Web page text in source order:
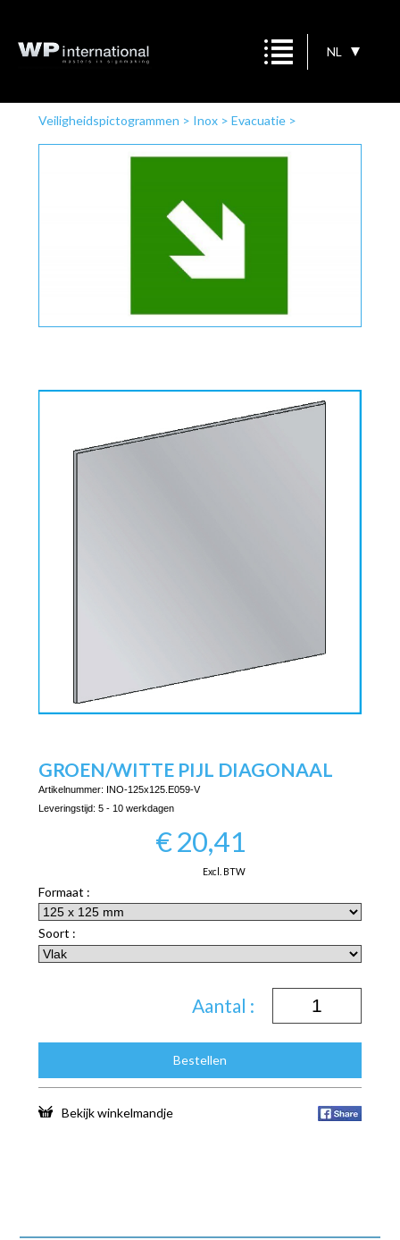
NL
Veiligheidspictogrammen > Inox> Evacuatie>
Groen/witte pijl diagonaal
GROEN/WITTE PIJL DIAGONAAL
Artikelnummer:
INO-125x125.E059-V
Leveringstijd: 5 - 10 werkdagen
€20,41
Excl. BTW
Formaat :
Soort :
Aantal :
Bestellen
Bekijk winkelmandje